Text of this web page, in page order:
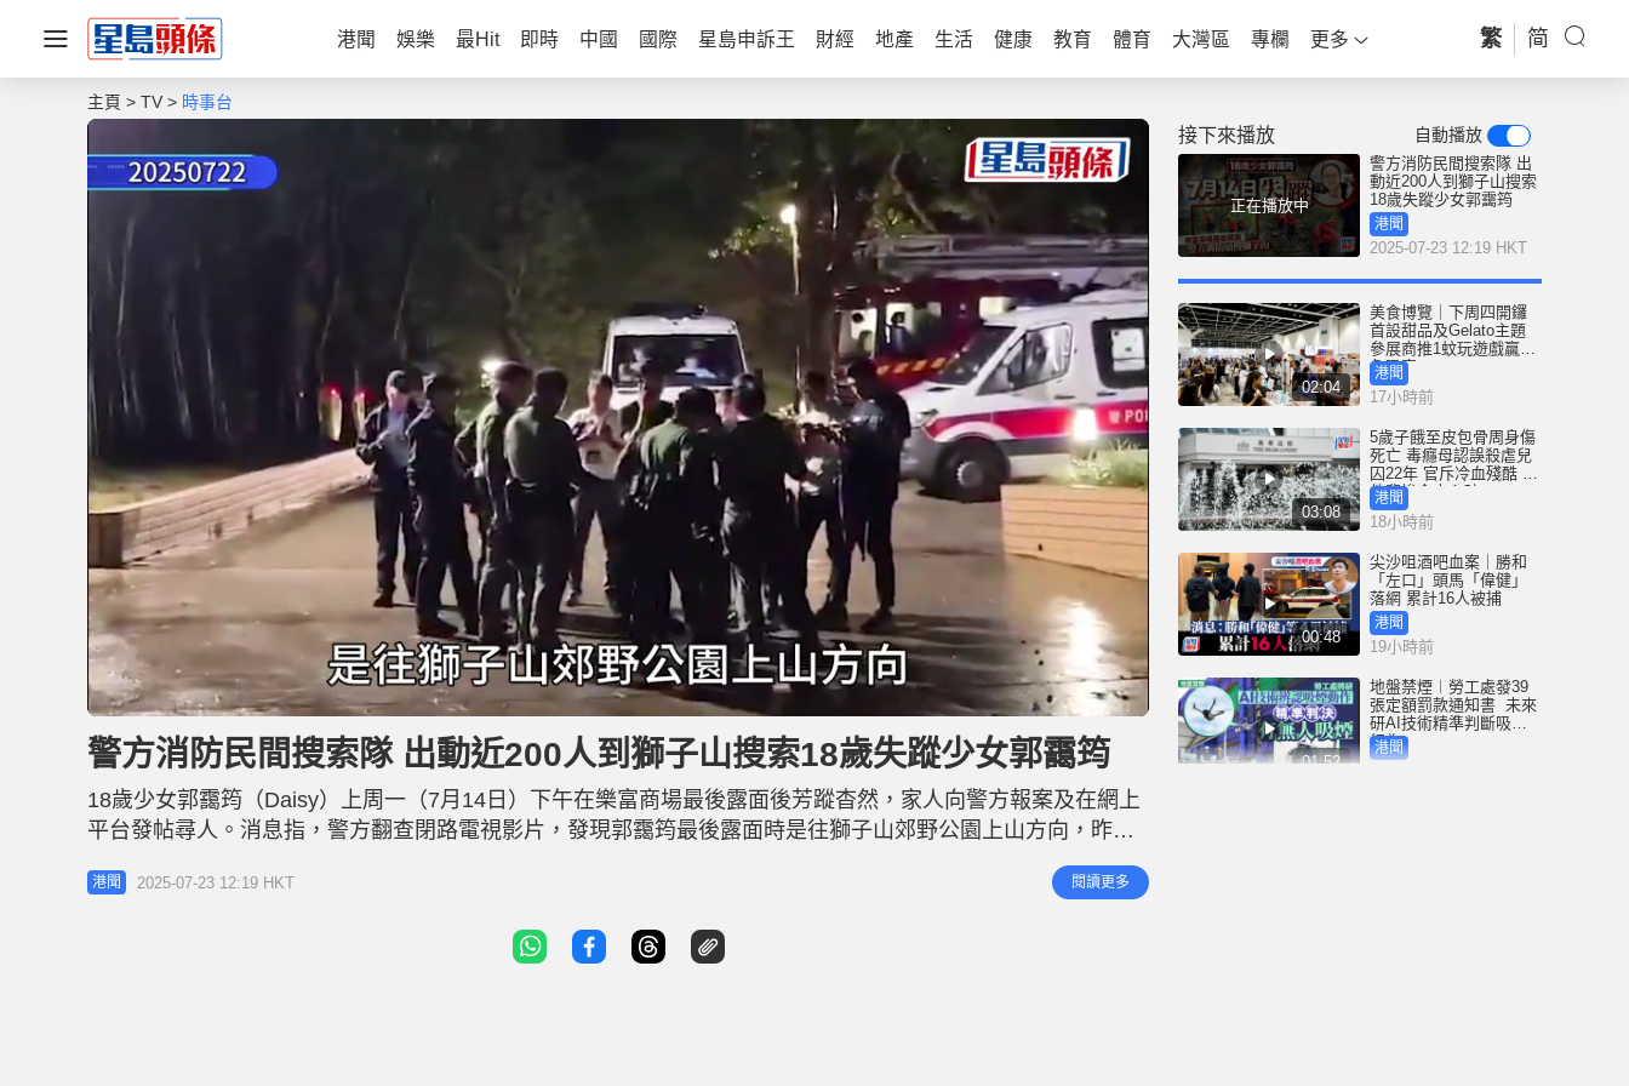
港聞 娛樂 最Hit 即時 中國 國際 星島申訴王 財經 地產 生活 健康 教育 體育 大灣區 專欄 更多 繁 简
主頁 TV 時事台
n
u
t
e
L
o
d
e
d
:
6
4
.
2
7
警方消防民間搜索隊 出動近200人到獅子山搜索18歲失蹤少女郭靄筠
18歲少女郭靄筠（Daisy）上周一（7月14日）下午在樂富商場最後露面後芳蹤杳然，家人向警方報案及在網上
平台發帖尋人。消息指，警方翻查閉路電視影片，發現郭靄筠最後露面時是往獅子山郊野公園上山方向，昨日
（22日）聯同消防上獅子山尋人，惟天色突然轉差，天文台發出黃色暴雨警告，只好暫時停止搜索。今（23
日）早上，警方、消防、民安隊、香港守望者服務團等合共逾200人，在獅子山郊野公園燒烤場集合，出發上山
港聞 2025-07-23 12:19 HKT 閱讀更多
接下來播放 自動播放
正在播放中
警方消防民間搜索隊 出
動近200人到獅子山搜索
18歲失蹤少女郭靄筠
港聞
2025-07-23 12:19 HKT
02:04
美食博覽｜下周四開鑼
首設甜品及Gelato主題
參展商推1蚊玩遊戲贏鮑
魚吸客
港聞
17小時前
03:08
5歲子餓至皮包骨周身傷
死亡 毒癮母認誤殺虐兒
囚22年 官斥冷血殘酷 案
件悲慘令人心碎
港聞
18小時前
00:48
尖沙咀酒吧血案｜勝和
「左口」頭馬「偉健」
落網 累計16人被捕
港聞
19小時前
01:52
地盤禁煙︱勞工處發39
張定額罰款通知書 未來
研AI技術精準判斷吸煙
行為
港聞